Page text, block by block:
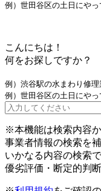
例）世田谷区の土日にや
こんにちは！
何をお探しですか？
例）渋谷駅の水まわり修理
例）世田谷区の土日にや
※本機能は検索内容
事業者情報の検索を
いかなる内容の検索
優劣評価・断定的判